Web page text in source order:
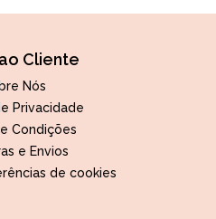
Cliente
Nós
Privacidade
Condições
e Envios
de cookies